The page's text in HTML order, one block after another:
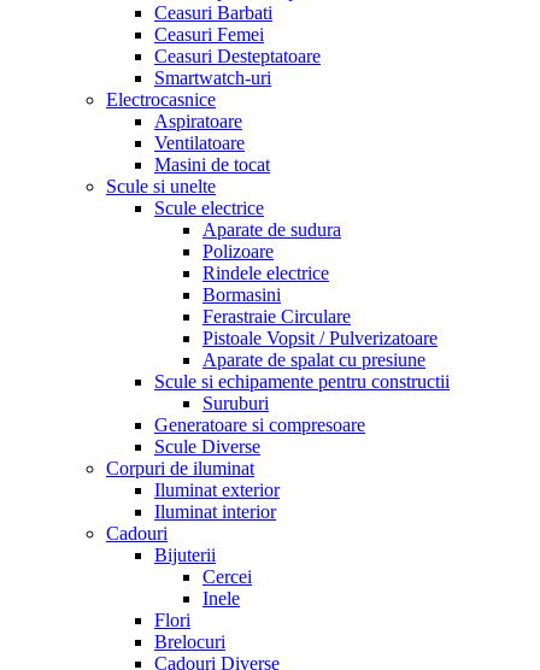
Ceasuri Barbati
Ceasuri Femei
Ceasuri Desteptatoare
Smartwatch-uri
Electrocasnice
Aspiratoare
Ventilatoare
Masini de tocat
Scule si unelte
Scule electrice
Aparate de sudura
Polizoare
Rindele electrice
Bormasini
Ferastraie Circulare
Pistoale Vopsit / Pulverizatoare
Aparate de spalat cu presiune
Scule si echipamente pentru constructii
Suruburi
Generatoare si compresoare
Scule Diverse
Corpuri de iluminat
Iluminat exterior
Iluminat interior
Cadouri
Bijuterii
Cercei
Inele
Flori
Brelocuri
Cadouri Diverse